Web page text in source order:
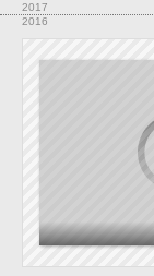
2017
2016